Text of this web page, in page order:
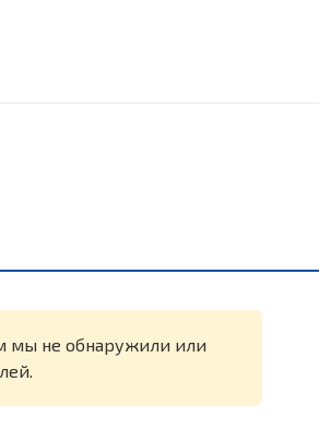
мы не обнаружили или